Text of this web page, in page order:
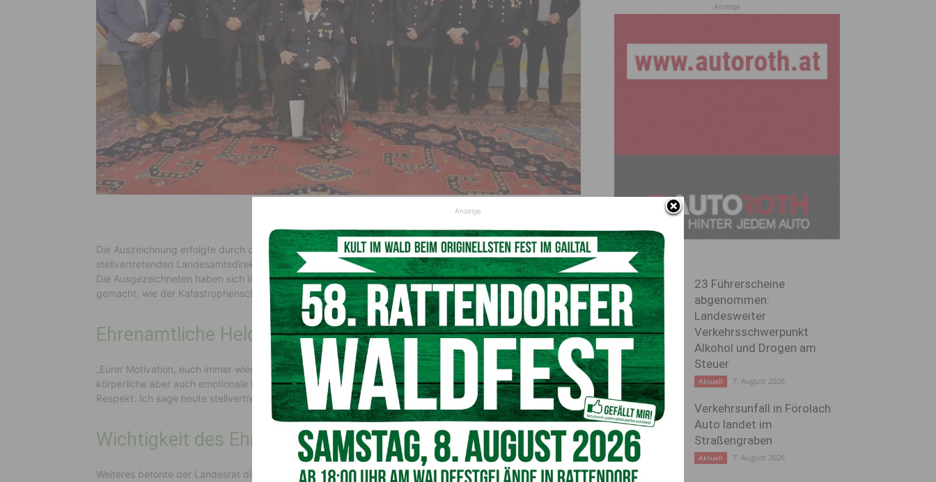
© LPD Kärnten/Wajand
Die Auszeichnung erfolgte durch den Katastrophenschutzreferenten LRDaniel Fellnerim Beisein des
stellvertretenden Landesamtsdirektors Markus Matschekund von LandtagsabgeordnetemHannes Mak.
Die Ausgezeichneten haben sich in Einsätzen um die Sicherheit der Kärntner Bevölkerung verdient
gemacht, wie der Katastrophenschutzreferent in seiner Ansprache hervorhob.
Ehrenamtliche Helden
„Eurer Motivation, euch immer wieder für andere Menschen einzusetzen, euch in Gefahr zu begeben, die
körperliche aber auch emotionale Belastung dieser Einsätze auf euch zu nehmen, gebührt der größte
Respekt. Ich sage heute stellvertretend für die Kärntner Bevölkerung, Danke‘“, so
Fellner .
Wichtigkeit des Ehrenamts
Weiteres betonte der Landesrat die Wichtigkeit des Ehrenamts. „Ihr seid nicht nur in täglicher Bereitschaft,
Anzeige
23 Führerscheine
abgenommen:
Landesweiter
Verkehrsschwerpunkt
Alkohol und Drogen am
Steuer
Aktuell 7. August 2026
Verkehrsunfall in Förolach:
Auto landet im
Straßengraben
Aktuell 7. August 2026
Anzeige